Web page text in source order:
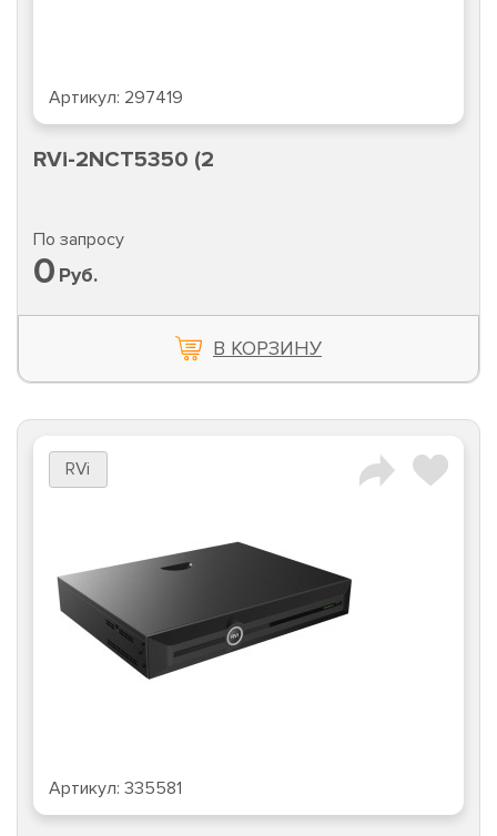
Артикул: 297419
RVi-2NCT5350 (2
По запросу
0 Руб.
В КОРЗИНУ
RVi
Артикул: 335581